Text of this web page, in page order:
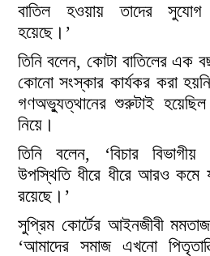
বাতিল হওয়ায় তাদের
হয়েছে।’
তিনি বলেন, কোটা বাতিলের এক
কোনো সংস্কার কার্যকর করা
গণঅভ্যুত্থানের শুরুটাই
নিয়ে।
তিনি বলেন, ‘বিচার বিভাগীয়
উপস্থিতি ধীরে ধীরে আরও কমে
রয়েছে।’
সুপ্রিম কোর্টের আইনজীবী
‘আমাদের সমাজ এখনো